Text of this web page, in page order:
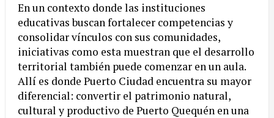
En un contexto donde las instituciones
educativas buscan fortalecer competencias y
consolidar vínculos con sus comunidades,
iniciativas como esta muestran que el desarrollo
territorial también puede comenzar en un aula.
Allí es donde Puerto Ciudad encuentra su mayor
diferencial: convertir el patrimonio natural,
cultural y productivo de Puerto Quequén en una